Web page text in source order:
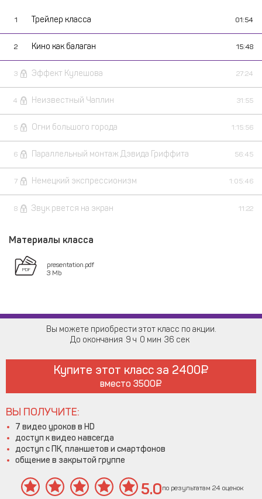
1 Трейлер класса 01:54
2 Кино как балаган 15:48
3 Эффект Кулешова 27:24
4 Неизвестный Чаплин 31:55
5 Огни большого города 1:15:56
6 Параллельный монтаж Дэвида Гриффита 56:45
7 Немецкий экспрессионизм 1:05:46
8 Звук рвется на экран 11:22
Материалы класса
presentation.pdf
3 Mb
Вы можете приобрести этот класс по акции.
До окончания 9 0 36
Купите этот класс за 2400
вместо 3500
ВЫ ПОЛУЧИТЕ:
7 видео уроков в HD
доступ к видео навсегда
доступ с ПК, планшетов и смартфонов
общение в закрытой группе
5.0по результатам 24 оценок